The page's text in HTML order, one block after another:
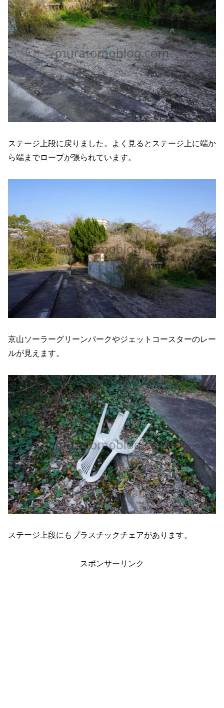
ステージ上段に戻りました。よく見るとステージ上に端か
ら端までロープが張られています。
京山ソーラーグリーンパークやジェットコースターのレー
ルが見えます。
ステージ上段にもプラスチックチェアがあります。
スポンサーリンク